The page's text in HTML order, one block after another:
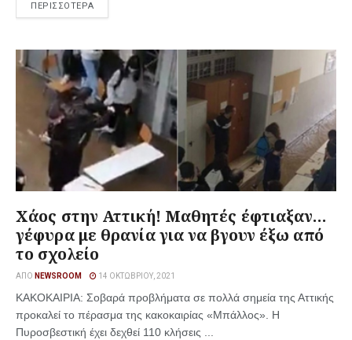
ΠΕΡΙΣΣΟΤΕΡΑ
Χάος στην Αττική! Μαθητές έφτιαξαν…
γέφυρα με θρανία για να βγουν έξω από
το σχολείο
ΑΠΌ NEWSROOM 14 ΟΚΤΩΒΡΊΟΥ, 2021
ΚΑΚΟΚΑΙΡΙΑ: Σοβαρά προβλήματα σε πολλά σημεία της Αττικής
προκαλεί το πέρασμα της κακοκαιρίας «Μπάλλος». Η
Πυροσβεστική έχει δεχθεί 110 κλήσεις ...